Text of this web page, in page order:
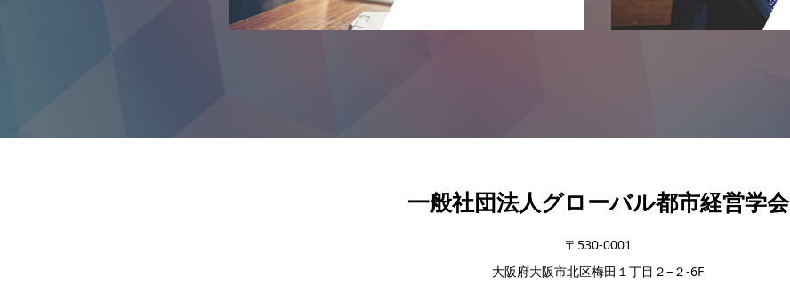
一般社団法人グローバル都市経営学会
〒530-0001
大阪府大阪市北区梅田１丁目２−２-6F